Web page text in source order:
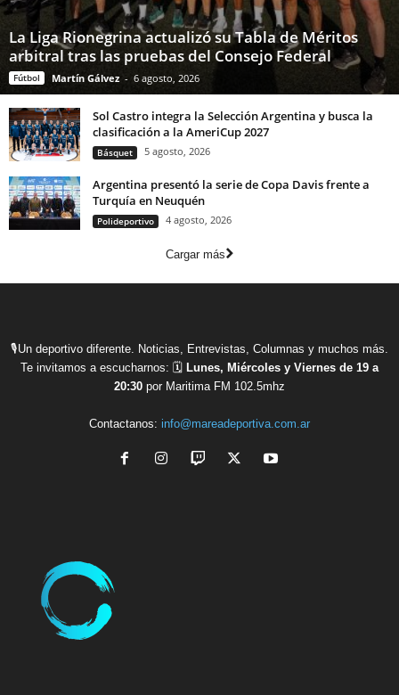
La Liga Rionegrina actualizó su Tabla de Méritos
arbitral tras las pruebas del Consejo Federal
Fútbol Martín Gálvez - 6 agosto, 2026
Sol Castro integra la Selección Argentina y busca la
clasificación a la AmeriCup 2027
Básquet 5 agosto, 2026
Argentina presentó la serie de Copa Davis frente a
Turquía en Neuquén
Polideportivo 4 agosto, 2026
Cargar más
🎙Un deportivo diferente. Noticias, Entrevistas, Columnas y muchos más.
Te invitamos a escucharnos: 🗓 Lunes, Miércoles y Viernes de 19 a
20:30 por Maritima FM 102.5mhz
Contactanos: info@mareadeportiva.com.ar